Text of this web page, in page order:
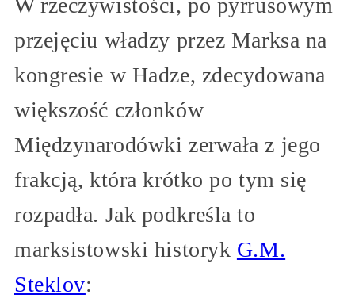
przejęciu władzy przez Marksa na
kongresie w Hadze, zdecydowana
większość członków
Międzynarodówki zerwała z jego
frakcją, która krótko po tym się
rozpadła. Jak podkreśla to
marksistowski historyk G.M.
Steklov: